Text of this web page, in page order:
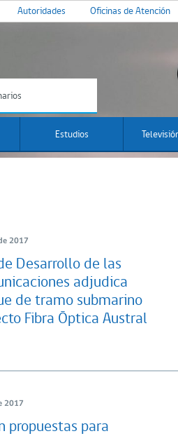
Autoridades Oficinas de Atención
Estudios
2017
Desarrollo de las
adjudica
de tramo submarino
Fibra Óptica Austral
2017
propuestas para